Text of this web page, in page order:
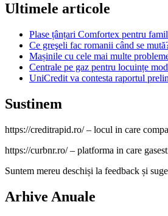
Ultimele articole
Plase țânțari Comfortex pentru
Ce greşeli fac romanii când se
Mașinile cu cele mai multe
Centrale pe gaz pentru locuințe
UniCredit va contesta raportul
Sustinem
https://creditrapid.ro/ – locul in care
https://curbnr.ro/ – platforma in care
Suntem mereu deschiși la feedback și
Arhive Anuale